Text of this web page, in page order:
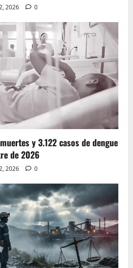
2026 0
y 3.122 casos de dengue
de 2026
2026 0